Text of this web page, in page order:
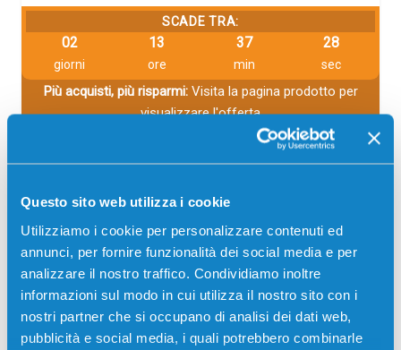
Questo sito web utilizza i cookie
Utilizziamo i cookie per personalizzare contenuti ed
annunci, per fornire funzionalità dei social media e per
analizzare il nostro traffico. Condividiamo inoltre
informazioni sul modo in cui utilizza il nostro sito con i
nostri partner che si occupano di analisi dei dati web,
pubblicità e social media, i quali potrebbero combinarle
SCADE TRA:
02
giorni
13
ore
37
min
27
sec
Più acquisti, più risparmi:Visita la pagina prodotto per
visualizzare l'offerta